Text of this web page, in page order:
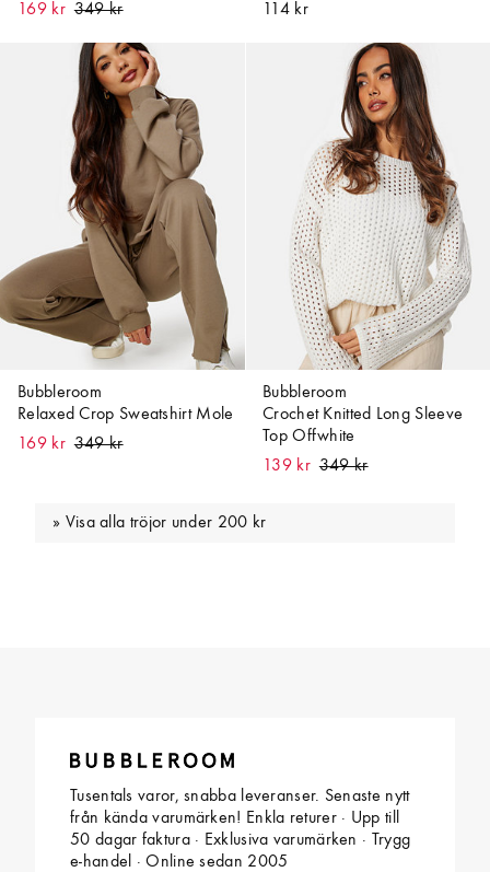
169 kr
114 kr
Bubbleroom
Relaxed Crop Sweatshirt Mole
169 kr
Bubbleroom
Crochet Knitted Long Sleeve
Top Offwhite
139 kr
Visa alla tröjor under 200 kr
Tusentals varor, snabba leveranser. Senaste nytt
från kända varumärken! Enkla returer · Upp till
50 dagar faktura · Exklusiva varumärken · Trygg
e-handel · Online sedan 2005